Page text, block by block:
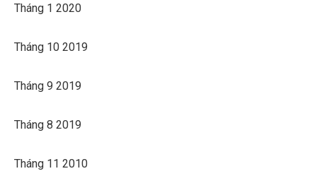
Tháng 1 2020
Tháng 10 2019
Tháng 9 2019
Tháng 8 2019
Tháng 11 2010